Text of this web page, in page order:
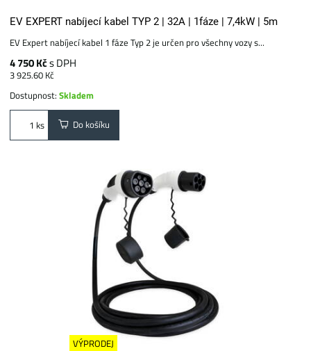
EV EXPERT nabíjecí kabel TYP 2 | 32A | 1fáze | 7,4kW | 5m
EV Expert nabíjecí kabel 1 fáze Typ 2 je určen pro všechny vozy s...
4 750 Kčs DPH
3 925.60 Kč
Dostupnost:Skladem
ks Do košíku
VÝPRODEJ